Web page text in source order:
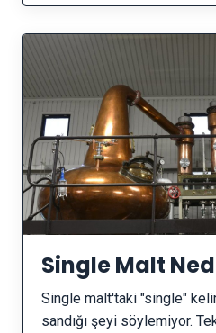
Single Malt
Single malt'taki "single"
sandığı şeyi söylemiyor.